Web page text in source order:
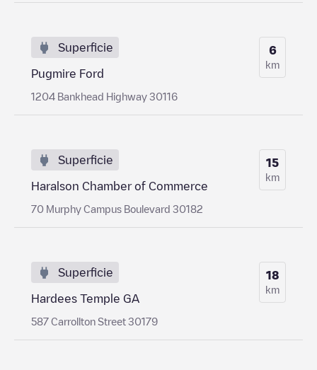
Superficie
Pugmire Ford
1204 Bankhead Highway 30116
6
km
Superficie
Haralson Chamber of Commerce
70 Murphy Campus Boulevard 30182
15
km
Superficie
Hardees Temple GA
587 Carrollton Street 30179
18
km